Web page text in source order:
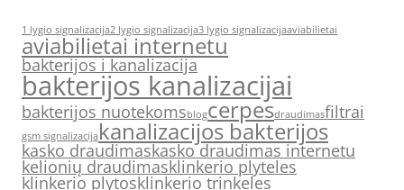
1 lygio signalizacija2 lygio signalizacija3 lygio signalizacijaaviabilietai
aviabilietai internetu
bakterijos i kanalizacija
bakterijos kanalizacijai
bakterijos nuotekomsblogcerpesdraudimasfiltrai
gsm signalizacijakanalizacijos bakterijos
kasko draudimaskasko draudimas internetu
kelionių draudimasklinkerio plyteles
klinkerio plytosklinkerio trinkeles